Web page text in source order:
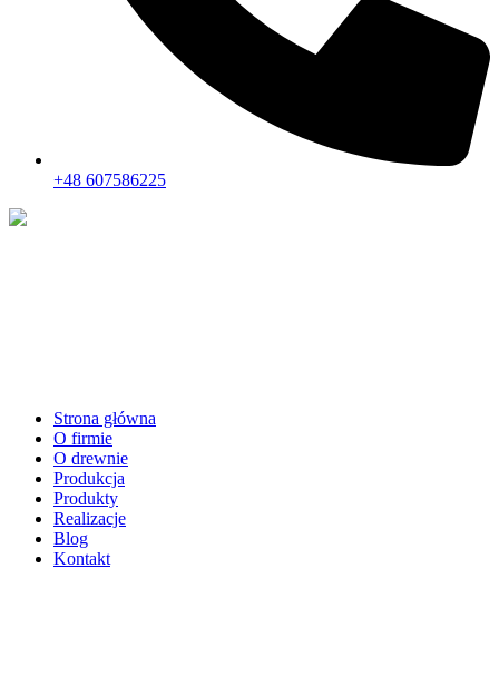
+48 607586225
Strona główna
O firmie
O drewnie
Produkcja
Produkty
Realizacje
Blog
Kontakt